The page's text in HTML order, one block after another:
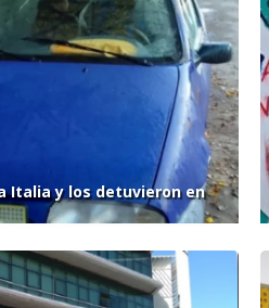
Italia y los detuvieron en